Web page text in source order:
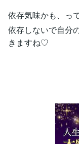
依存気味かも、っ
依存しないで自分
きますね♡